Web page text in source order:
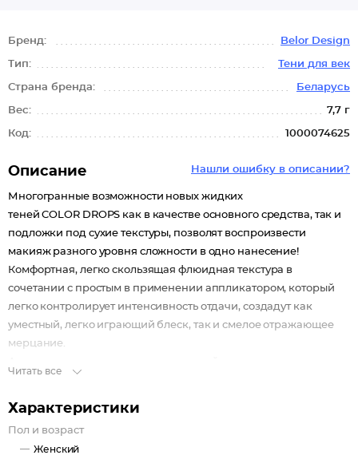
Бренд: Belor Design
Тип: Тени для век
Страна бренда: Беларусь
Вес: 7,7 г
Код: 1000074625
Нашли ошибку в описании?
Описание
Многогранные возможности новых жидких
теней COLOR DROPS как в качестве основного средства, так и
подложки под сухие текстуры, позволят воспроизвести
макияж разного уровня сложности в одно нанесение!
Комфортная, легко скользящая флюидная текстура в
сочетании с простым в применении аппликатором, который
легко контролирует интенсивность отдачи, создадут как
уместный, легко играющий блеск, так и смелое отражающее
мерцание.
персиковый, пионовый, тауповый, песочный, зефирный,
розовый, оливковый, фиалковый и кофейный , создадут
эксклюзивные цветовые сочетания, где светлые оттенки легко
Читать все
Характеристики
Пол и возраст
Женский